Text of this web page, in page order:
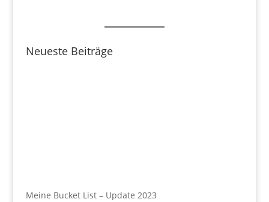
Neueste Beiträge
Meine Bucket List – Update 2023